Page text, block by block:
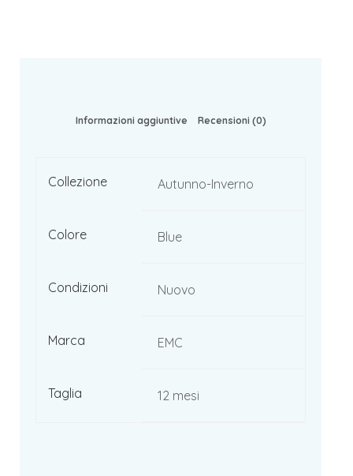
Informazioni aggiuntive Recensioni (0)
Collezione Autunno-Inverno
Colore Blue
Condizioni Nuovo
Marca EMC
Taglia 12 mesi